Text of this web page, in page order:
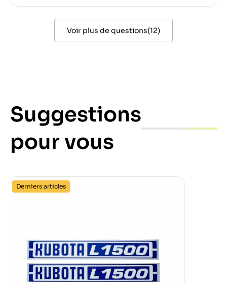
Voir plus de questions(12)
Suggestions
pour vous
Derniers articles